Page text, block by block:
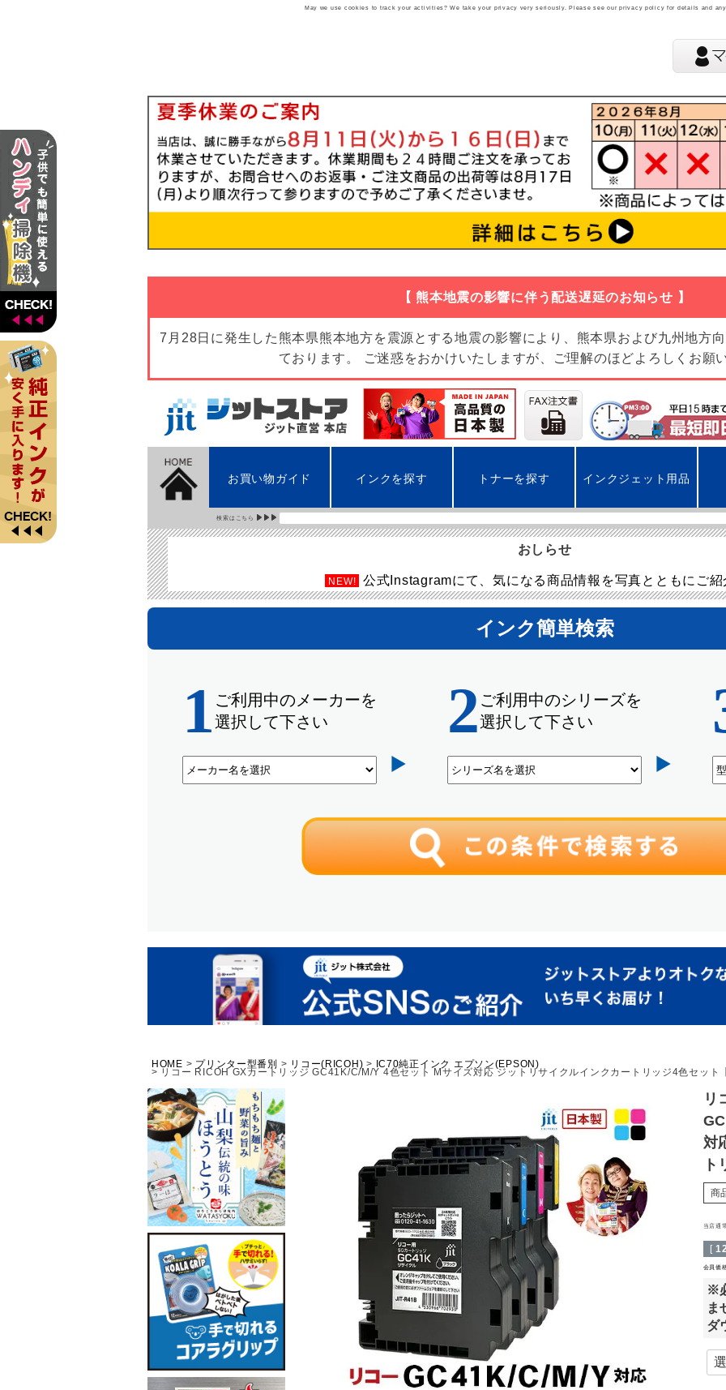
【 熊本地震の影響に伴う配送遅延のお知らせ 】
7月28日に発生した熊本県熊本地方を震源とする地震の影響により、熊本県および九州地方
ております。 ご迷惑をおかけいたしますが、ご理解のほどよろしくお願
お買い物ガイド インクを探す トナーを探す インクジェット用品
検索はこちら
おしらせ
NEW! 公式Instagramにて、気になる商品情報を写真とともにご紹
HOME プリンター型番別 リコー(RICOH) IC70純正インク エプソン(EPSON)
リコー RICOH GXカートリッジ GC41K/C/M/Y 4色セット Mサイズ対応 ジットリサイクルインクカートリッジ4色セット
リ
対
商
当店通
[
会員価
※
ま
ダ
May we use cookies to track your activities? We take your privacy very seriously. Please see our privacy policy for details and